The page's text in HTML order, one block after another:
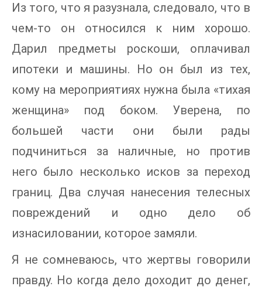
Из того, что я разузнала, следовало, что в
чем-то он относился к ним хорошо.
Дарил предметы роскоши, оплачивал
ипотеки и машины. Но он был из тех,
кому на мероприятиях нужна была «тихая
женщина» под боком. Уверена, по
большей части они были рады
подчиниться за наличные, но против
него было несколько исков за переход
границ. Два случая нанесения телесных
повреждений и одно дело об
изнасиловании, которое замяли.
Я не сомневаюсь, что жертвы говорили
правду. Но когда дело доходит до денег,